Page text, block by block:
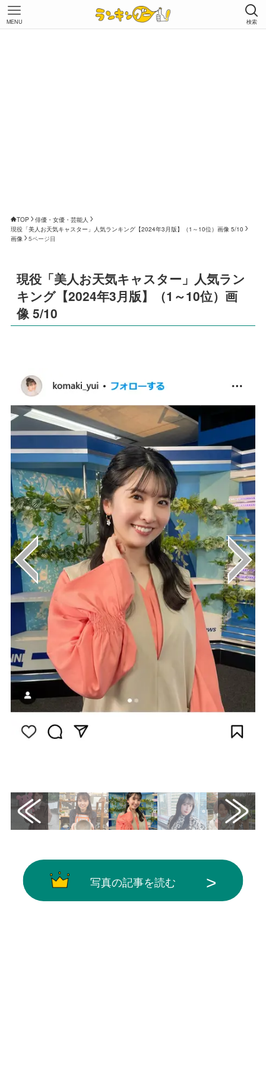
検索
MENU
TOP
俳優・女優・芸能人
現役「美人お天気キャスター」人気ランキング【2024年3月版】（1～10位）画像 5/10
画像
5ページ目
現役「美人お天気キャスター」人気ラン
キング【2024年3月版】（1～10位）画
像 5/10
写真の記事を読む